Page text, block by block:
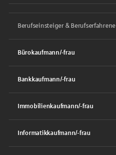
Berufseinsteiger & Berufserfahrene
Bürokaufmann/-frau
Bankkaufmann/-frau
Immobilienkaufmann/-frau
Informatikkaufmann/-frau